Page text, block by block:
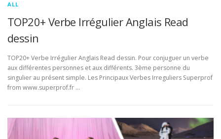
ALL
TOP20+ Verbe Irrégulier Anglais Read
dessin
TOP20+ Verbe Irrégulier Anglais Read dessin. Pour conjuguer un verbe
aux différentes personnes et aux différents. 3ème personne du
singulier au présent simple. Les Principaux Verbes Irreguliers Superprof
from www.superprof.fr …